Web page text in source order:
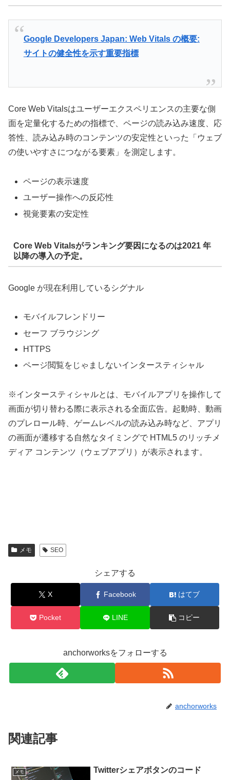
Google Developers Japan: Web Vitals の概要:
サイトの健全性を示す重要指標
Core Web Vitalsはユーザーエクスペリエンスの主要な側
面を定量化するための指標で、ページの読み込み速度、応
答性、読み込み時のコンテンツの安定性といった「ウェブ
の使いやすさにつながる要素」を測定します。
ページの表示速度
ユーザー操作への反応性
視覚要素の安定性
Core Web Vitalsがランキング要因になるのは2021 年
以降の導入の予定。
Google が現在利用しているシグナル
モバイルフレンドリー
セーフ ブラウジング
HTTPS
ページ閲覧をじゃましないインタースティシャル
※インタースティシャルとは、モバイルアプリを操作して
画面が切り替わる際に表示される全面広告。起動時、動画
のプレロール時、ゲームレベルの読み込み時など、アプリ
の画面が遷移する自然なタイミングで HTML5 のリッチメ
ディア コンテンツ（ウェブアプリ）が表示されます。
メモ SEO
シェアする
X Facebook はてブ
Pocket LINE コピー
anchorworksをフォローする
anchorworks
関連記事
メモ Twitterシェアボタンのコード